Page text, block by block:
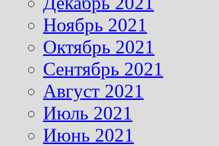
Ноябрь 2021
Октябрь 2021
Сентябрь 2021
Август 2021
Июль 2021
Июнь 2021